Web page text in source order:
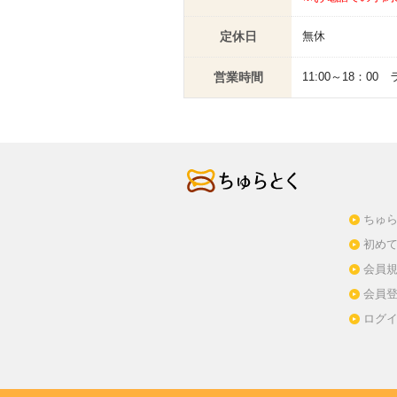
定休日 無休
営業時間 11:00～18：00
ちゅ
初め
会員
会員
ログ